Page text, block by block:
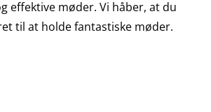
effektive møder. Vi håber, at du
til at holde fantastiske møder.